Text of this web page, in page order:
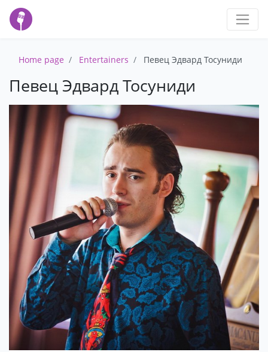
Home page Entertainers Певец Эдвард Тосуниди
Певец Эдвард Тосуниди